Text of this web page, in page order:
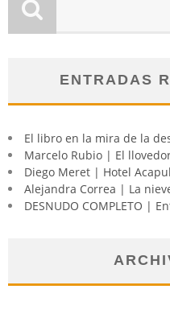
ENTRADAS
El libro en la mira de la
Marcelo Rubio | El
Diego Meret | Hotel
Alejandra Correa | La
DESNUDO COMPLETO |